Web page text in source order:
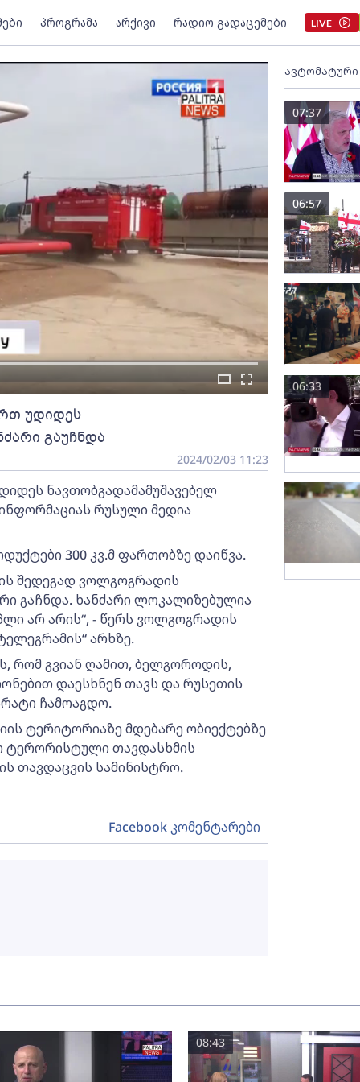
პროგრამა არქივი რადიო გადაცემები LIVE
უდიდეს
გაუჩნდა
2024/02/03 11:23
ნავთობგადამამუშავებელ
ინფორმაციას რუსული მედია
300 კვ.მ ფართობზე დაიწვა.
შედეგად ვოლგოგრადის
გაჩნდა. ხანძარი ლოკალიზებულია
არ არის“, - წერს ვოლგოგრადის
არხზე.
რომ გვიან ღამით, ბელგოროდის,
დაესხნენ თავს და რუსეთის
ჩამოაგდო.
ტერიტორიაზე მდებარე ობიექტებზე
ტერორისტული თავდასხმის
თავდაცვის სამინისტრო.
07:37
06:57
06:33
08:43
Facebook კომენტარები